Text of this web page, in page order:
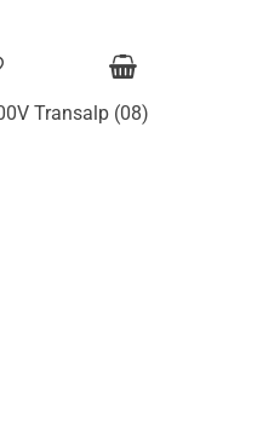
Transalp (08)